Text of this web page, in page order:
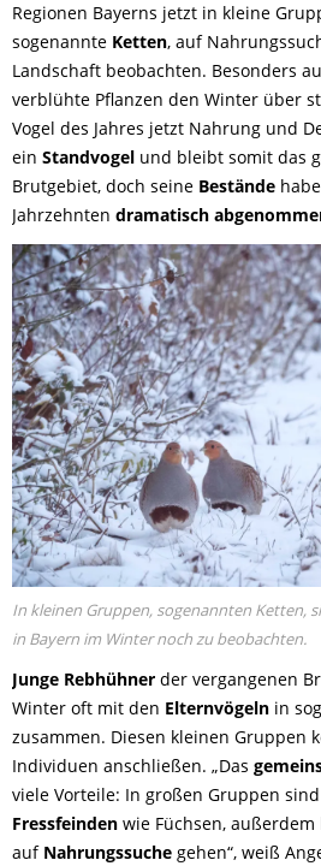
Regionen Bayerns jetzt in kleine
sogenannte Ketten, auf
Landschaft beobachten. Besonders
verblühte Pflanzen den Winter über
Vogel des Jahres jetzt Nahrung und
ein Standvogel und bleibt somit das
Brutgebiet, doch seine Bestände
Jahrzehnten dramatisch
In kleinen Gruppen, sogenannten Ketten,
in Bayern im Winter noch zu beobachten.
Junge Rebhühner der vergangenen
Winter oft mit den Elternvögeln in
zusammen. Diesen kleinen Gruppen
Individuen anschließen. „Das
viele Vorteile: In großen Gruppen
Fressfeinden wie Füchsen,
auf Nahrungssuche gehen“, weiß